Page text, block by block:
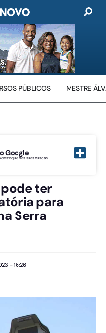
PÚBLICOS MESTRE
Google
destaque nas suas buscas
ter
para
Serra
- 16:26